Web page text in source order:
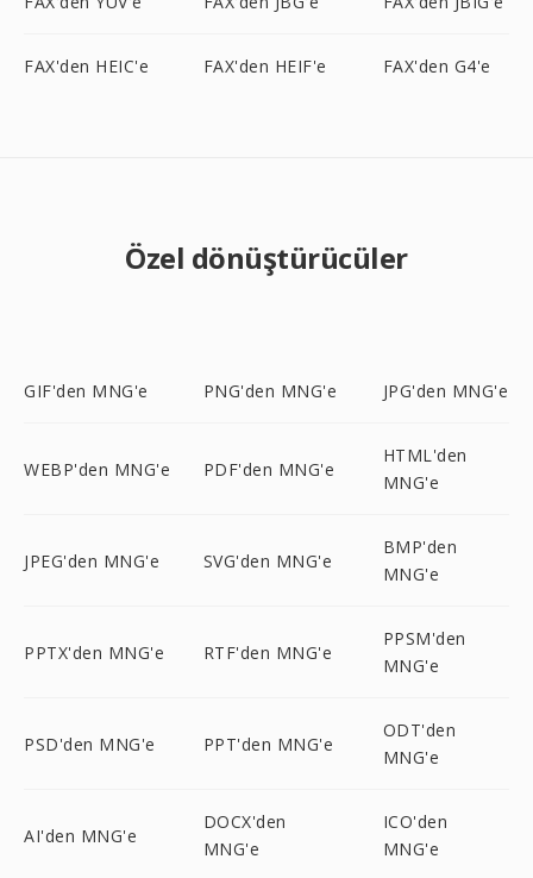
FAX'den HEIC'e FAX'den HEIF'e FAX'den G4'e
Özel dönüştürücüler
GIF'den MNG'e PNG'den MNG'e JPG'den MNG'e
WEBP'den MNG'e PDF'den MNG'e
HTML'den
MNG'e
JPEG'den MNG'e SVG'den MNG'e
BMP'den
MNG'e
PPTX'den MNG'e RTF'den MNG'e
PPSM'den
MNG'e
PSD'den MNG'e PPT'den MNG'e
ODT'den
MNG'e
AI'den MNG'e
DOCX'den
MNG'e
ICO'den
MNG'e